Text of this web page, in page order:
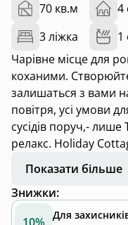
70 кв.м 4
3 ліжка
1
Чарівне місце для
коханими.
залишаться з вами
повітря, усі умови
сусідів поруч,-
релакс. Holiday
старовинного
було врятовано
та відновлено з
комфорту та
Показати більше
Знижки:
Для